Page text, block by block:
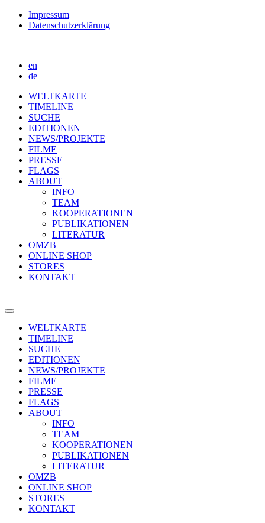
Impressum
Datenschutzerklärung
en
de
WELTKARTE
TIMELINE
SUCHE
EDITIONEN
NEWS/PROJEKTE
FILME
PRESSE
FLAGS
ABOUT
INFO
TEAM
KOOPERATIONEN
PUBLIKATIONEN
LITERATUR
OMZB
ONLINE SHOP
STORES
KONTAKT
WELTKARTE
TIMELINE
SUCHE
EDITIONEN
NEWS/PROJEKTE
FILME
PRESSE
FLAGS
ABOUT
INFO
TEAM
KOOPERATIONEN
PUBLIKATIONEN
LITERATUR
OMZB
ONLINE SHOP
STORES
KONTAKT